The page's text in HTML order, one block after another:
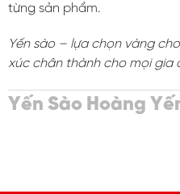
từng sản phẩm.
Yến sào – lựa chọn vàng
xúc chân thành cho mọi gia
Yến Sào Hoàng